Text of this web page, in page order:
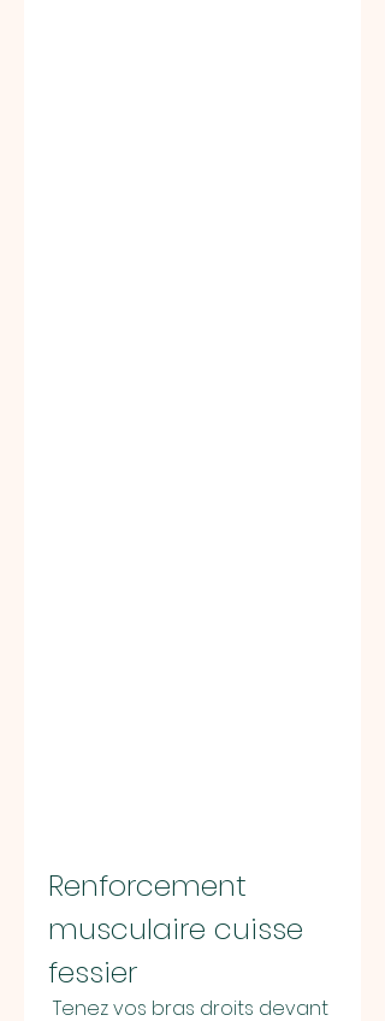
Renforcement
musculaire cuisse
fessier